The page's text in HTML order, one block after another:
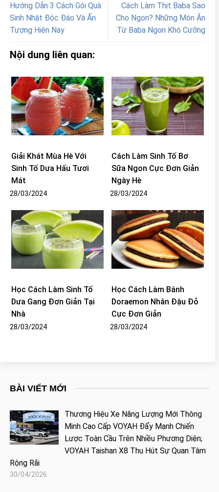
Hướng Dẫn 3 Cách Gói Quà
Sinh Nhật Độc Đáo Và Ấn
Tượng Hiện Nay
Cách Làm Thịt Baba Sao
Cho Ngon? Những Món Ăn
Từ Baba Ngon Khó Cưỡng
Nội dung liên quan:
Giải Khát Mùa Hè Với
Sinh Tố Dưa Hấu Tươi
Mát
28/03/2024
Cách Làm Sinh Tố Bơ
Sữa Ngon Cực Đơn Giản
Ngày Hè
28/03/2024
Học Cách Làm Sinh Tố
Dưa Gang Đơn Giản Tại
Nhà
28/03/2024
Học Cách Làm Bánh
Doraemon Nhân Đậu Đỏ
Cực Đơn Giản
28/03/2024
BÀI VIẾT MỚI
Thương Hiệu Xe Năng Lượng Mới Thông
Minh Cao Cấp VOYAH Đẩy Mạnh Chiến
Lược Toàn Cầu Trên Nhiều Phương Diện;
VOYAH Taishan X8 Thu Hút Sự Quan Tâm
Rộng Rãi
30/04/2026